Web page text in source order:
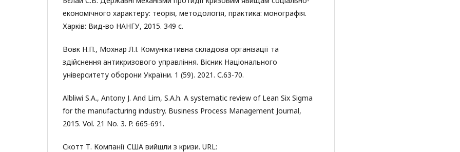
економічного характеру: теорія, методологія, практика: монографія.
Харків: Вид-во НАНГУ, 2015. 349 с.
Вовк Н.П., Мохнар Л.І. Комунікативна складова організації та
здійснення антикризового управління. Вісник Національного
університету оборони України. 1 (59). 2021. С.63-70.
Albliwi S.A., Antony J. And Lim, S.A.h. A systematic review of Lean Six Sigma
for the manufacturing industry. Business Process Management Journal,
2015. Vol. 21 No. 3. P. 665-691.
Скотт Т. Компанії США вийшли з кризи. URL: